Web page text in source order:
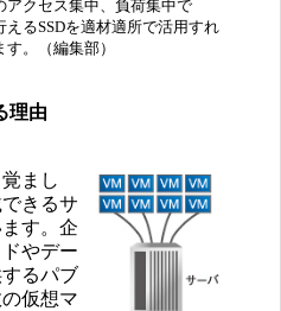
アクセス集中、負荷集中で
るSSDを適材適所で活用すれ
。（編集部）
理由
まし
きるサ
す。企
やデー
るパブ
仮想マ